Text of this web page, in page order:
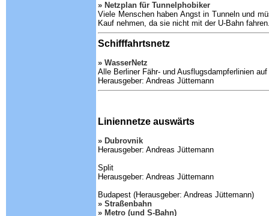
» Netzplan für Tunnelphobiker
Viele Menschen haben Angst in Tunneln und
Kauf nehmen, da sie nicht mit der U-Bahn
Schifffahrtsnetz
» WasserNetz
Alle Berliner Fähr- und Ausflugsdampferlinien
Herausgeber: Andreas Jüttemann
Liniennetze auswärts
» Dubrovnik
Herausgeber: Andreas Jüttemann
Split
Herausgeber: Andreas Jüttemann
Budapest (Herausgeber: Andreas Jüttemann)
» Straßenbahn
» Metro (und S-Bahn)